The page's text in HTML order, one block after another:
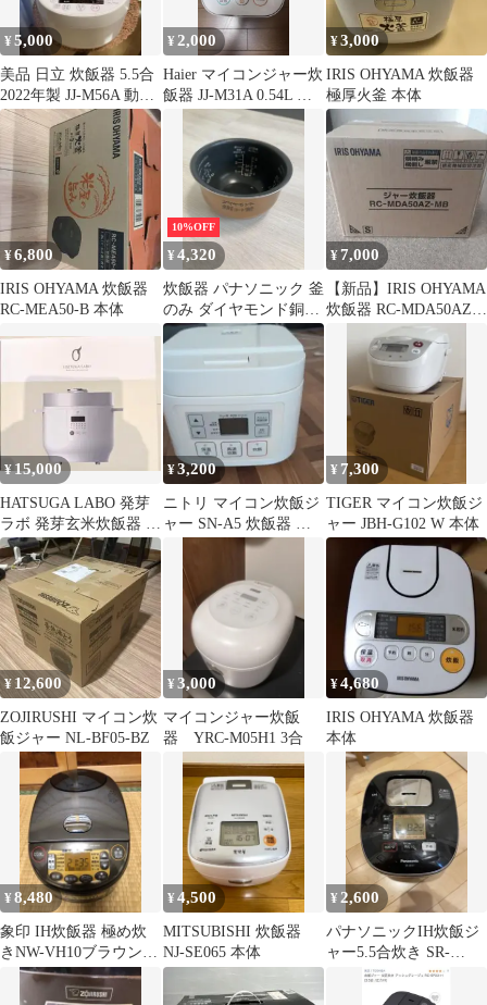
¥5,000
美品 日立 炊飯器 5.5合
2022年製 JJ-M56A 動作
良好
¥ 2,000
Haier マイコンジャー炊
飯器 JJ-M31A 0.54L ジ
¥3,000
IRIS OHYAMA 炊飯器
極厚火釜 本体
¥6,800
IRIS OHYAMA 炊飯器
RC-MEA50-B 本体
10%OFF
¥4,320
炊飯器 パナソニック 釜
のみ ダイヤモンド銅コ
ート釜 ARE50-F49
¥7,000
【新品】IRIS OHYAMA
炊飯器 RC-MDA50AZ-
¥15,000
HATSUGA LABO 発芽
ラボ 発芽玄米炊飯器 多
機能モデル
¥3,200
ニトリ マイコン炊飯ジ
ャー SN-A5 炊飯器 本
¥ 7,300
TIGER マイコン炊飯ジ
ャー JBH-G102 W 本体
¥ 12,600
ZOJIRUSHI マイコン炊
飯ジャー NL-BF05-BZ
¥3,000
マイコンジャー炊飯
器 YRC-M05H1 3合
¥4,680
IRIS OHYAMA 炊飯器
本体
¥8,480
象印 IH炊飯器 極め炊
きNW-VH10ブラウン
1.0L 5.5合炊き
¥4,500
MITSUBISHI 炊飯器
NJ-SE065 本体
¥2,600
パナソニックIH炊飯ジ
ャー5.5合炊き SR-
HB107ブラック